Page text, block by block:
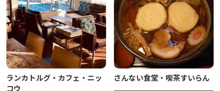
ランカトルグ・カフェ・ニッ
コウ
さんない食堂・喫茶すいらん